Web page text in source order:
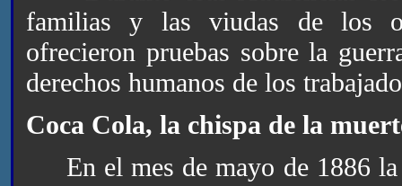
familias y las viudas de los
ofrecieron pruebas sobre la
derechos humanos de los
Coca Cola, la chispa de la
En el mes de mayo de 1886 la